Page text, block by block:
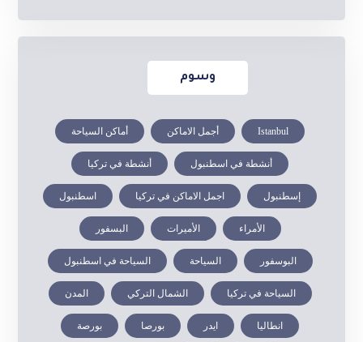
وسوم
Istanbul أجمل الاماكن أماكن السياحة
أنشطة في اسطنبول أنشطة في تركيا
إسطنبول اجمل الاماكن في تركيا اسطنبول
الأمراء الأميرات البسفور
البوسفور السياحة السياحة في اسطنبول
السياحة في تركيا الشمال التركي المدن
انطاليا ايدر بورصا بورصة